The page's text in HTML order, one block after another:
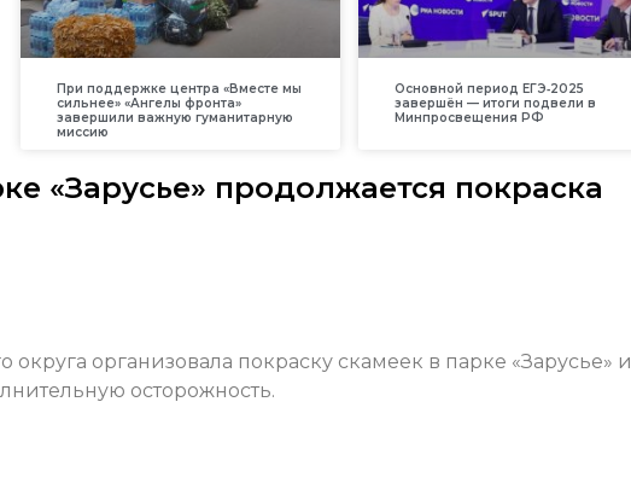
При поддержке центра «Вместе мы
сильнее» «Ангелы фронта»
завершили важную гуманитарную
миссию
Основной период ЕГЭ‑2025
завершён — итоги подвели в
Минпросвещения РФ
«Зарусье» продолжается покраска
организовала покраску скамеек в парке «Зарусье» и
осторожность.